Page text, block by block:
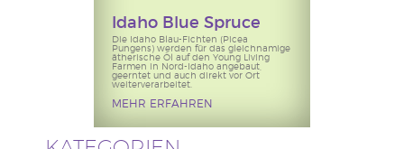
Idaho Blue Spruce
Die Idaho Blau-Fichten (Picea
Pungens) werden für das gleichnamige
ätherische Öl auf den Young Living
Farmen in Nord-Idaho angebaut,
geerntet und auch direkt vor Ort
weiterverarbeitet.
MEHR ERFAHREN